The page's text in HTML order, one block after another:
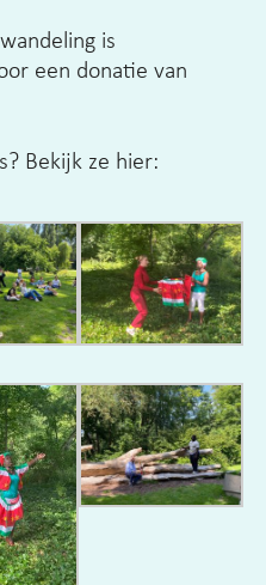
is
een donatie van
Bekijk ze hier: